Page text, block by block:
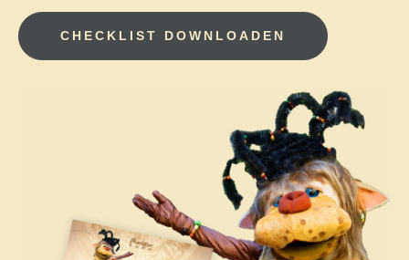
CHECKLIST DOWNLOADEN